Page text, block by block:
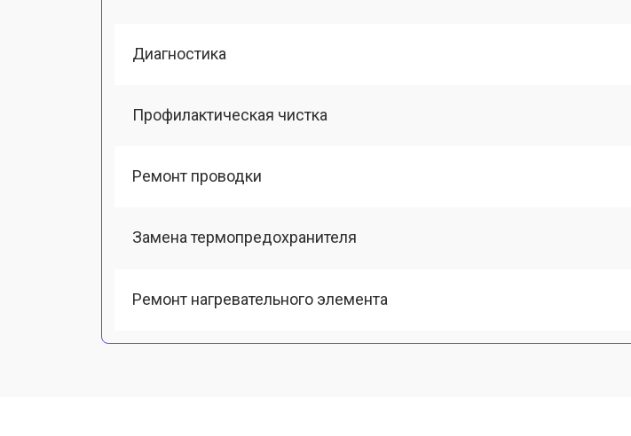
Диагностика
Профилактическая чистка
Ремонт проводки
Замена термопредохранителя
Ремонт нагревательного элемента